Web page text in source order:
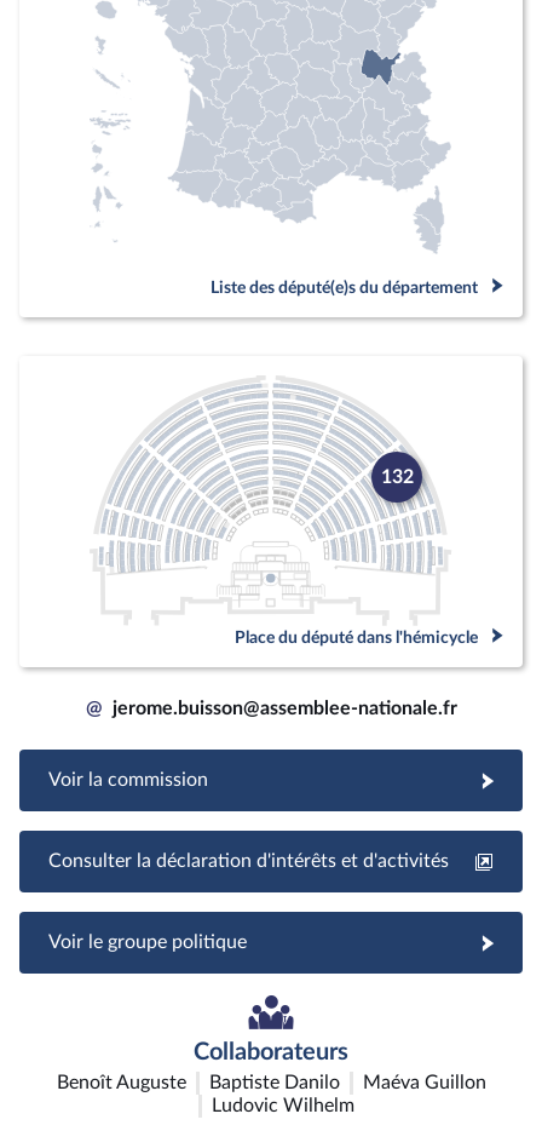
Liste des député(e)s du département
132
Place du député dans l'hémicycle
@ jerome.buisson@assemblee-nationale.fr
Voir la commission
Consulter la déclaration d'intérêts et d'activités
Voir le groupe politique
Collaborateurs
Benoît Auguste Baptiste Danilo
Maéva Guillon
Ludovic Wilhelm